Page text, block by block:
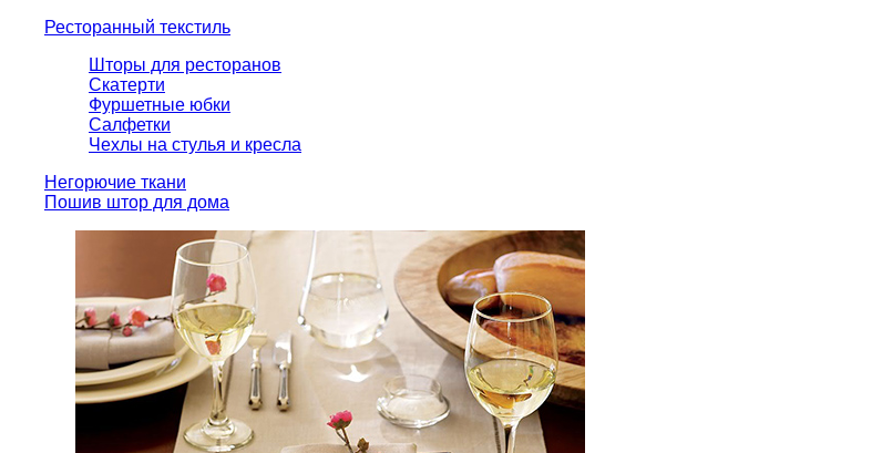
Ресторанный текстиль
Шторы для ресторанов
Скатерти
Фуршетные юбки
Салфетки
Чехлы на стулья и кресла
Негорючие ткани
Пошив штор для дома